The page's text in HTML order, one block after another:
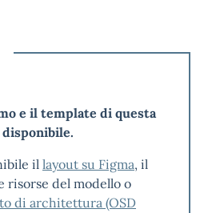
e il template di questa
disponibile.
il layout su Figma, il
risorse del modello o
di architettura (OSD